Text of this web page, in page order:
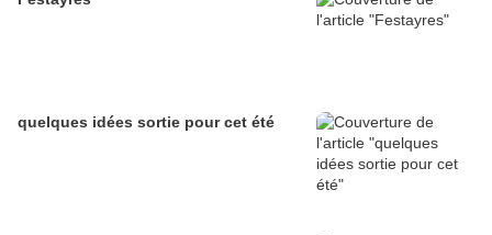
quelques idées sortie pour cet été